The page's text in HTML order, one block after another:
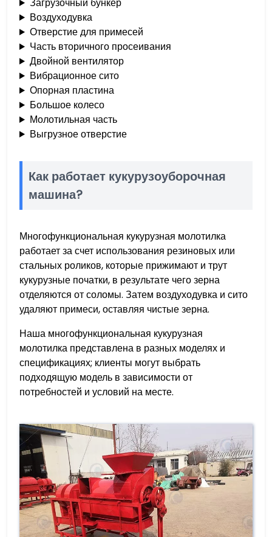
Воздуходувка
Отверстие для примесей
Часть вторичного просеивания
Двойной вентилятор
Вибрационное сито
Опорная пластина
Большое колесо
Молотильная часть
Выгрузное отверстие
Как работает кукурузоуборочная
машина?
Многофункциональная кукурузная молотилка
работает за счет использования резиновых или
стальных роликов, которые прижимают и трут
кукурузные початки, в результате чего зерна
отделяются от соломы. Затем воздуходувка и сито
удаляют примеси, оставляя чистые зерна.
Наша многофункциональная кукурузная
молотилка представлена в разных моделях и
спецификациях; клиенты могут выбрать
подходящую модель в зависимости от
потребностей и условий на месте.